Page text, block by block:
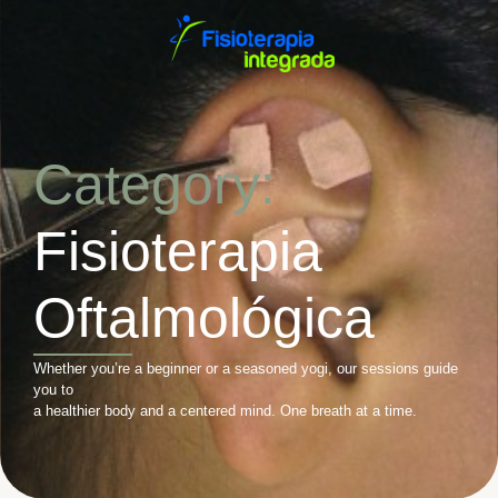
Category:
Fisioterapia
Oftalmológica
Whether you’re a beginner or a seasoned yogi, our sessions guide
you to
a healthier body and a centered mind. One breath at a time.